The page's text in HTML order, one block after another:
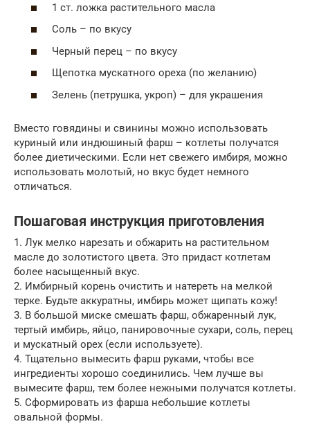
1 ст. ложка растительного масла
Соль – по вкусу
Черный перец – по вкусу
Щепотка мускатного ореха (по желанию)
Зелень (петрушка, укроп) – для украшения
Вместо говядины и свинины можно использовать
куриный или индюшиный фарш – котлеты получатся
более диетическими. Если нет свежего имбиря, можно
использовать молотый, но вкус будет немного
отличаться.
Пошаговая инструкция приготовления
1. Лук мелко нарезать и обжарить на растительном
масле до золотистого цвета. Это придаст котлетам
более насыщенный вкус.
2. Имбирный корень очистить и натереть на мелкой
терке. Будьте аккуратны, имбирь может щипать кожу!
3. В большой миске смешать фарш, обжаренный лук,
тертый имбирь, яйцо, панировочные сухари, соль, перец
и мускатный орех (если используете).
4. Тщательно вымесить фарш руками, чтобы все
ингредиенты хорошо соединились. Чем лучше вы
вымесите фарш, тем более нежными получатся котлеты.
5. Сформировать из фарша небольшие котлеты
овальной формы.